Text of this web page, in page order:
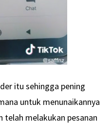
itu sehingga pening
untuk menunaikannya
telah melakukan pesanan